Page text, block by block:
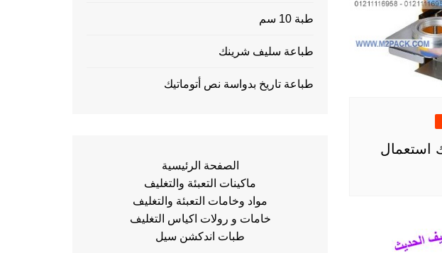
استعمال
طبة 10 سم
طباعة سليف شرينك
طباعة تاريخ بدواسة نص أتوماتيك
الصفحة الرئيسية
ماكينات التعبئة والتغليف
مواد وخامات التعبئة والتغليف
خامات و رولات اكياس التغليف
طبات اندكشن سيل